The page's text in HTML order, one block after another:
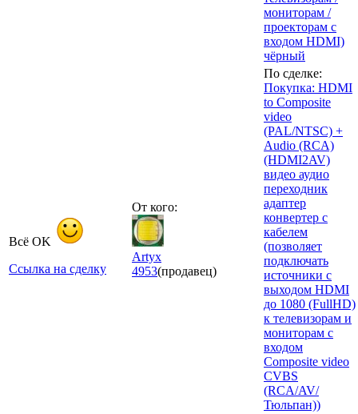
мониторам /
проекторам с
входом HDMI)
чёрный
Всё OK
Ссылка на сделку
От кого:
Artyx
4953(продавец)
По сделке:
Покупка: HDMI
to Composite
video
(PAL/NTSC) +
Audio (RCA)
(HDMI2AV)
видео аудио
переходник
адаптер
конвертер с
кабелем
(позволяет
подключать
источники с
выходом HDMI
до 1080 (FullHD)
к телевизорам и
мониторам с
входом
Composite video
CVBS
(RCA/AV/
Тюльпан))